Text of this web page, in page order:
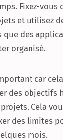
Fixez-vous
et utilisez
que des
organisé.
car
des objectifs
Cela
des limites
mois.